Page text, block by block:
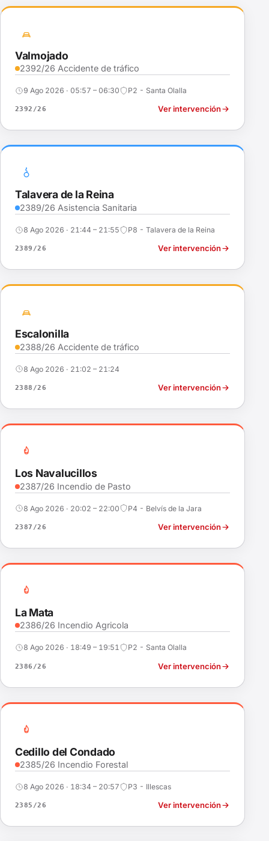
Valmojado
2392/26 Accidente de tráfico
9 Ago 2026 · 05:57 – 06:30 P2 - Santa Olalla
2392/26 Ver intervención
Talavera de la Reina
2389/26 Asistencia Sanitaria
8 Ago 2026 · 21:44 – 21:55 P8 - Talavera de la Reina
2389/26 Ver intervención
Escalonilla
2388/26 Accidente de tráfico
8 Ago 2026 · 21:02 – 21:24
2388/26 Ver intervención
Los Navalucillos
2387/26 Incendio de Pasto
8 Ago 2026 · 20:02 – 22:00 P4 - Belvís de la Jara
2387/26 Ver intervención
La Mata
2386/26 Incendio Agricola
8 Ago 2026 · 18:49 – 19:51 P2 - Santa Olalla
2386/26 Ver intervención
Cedillo del Condado
2385/26 Incendio Forestal
8 Ago 2026 · 18:34 – 20:57 P3 - Illescas
2385/26 Ver intervención